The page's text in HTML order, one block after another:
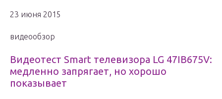
23 июня 2015
видеообзор
Видеотест Smart телевизора LG 47IB675V:
медленно запрягает, но хорошо
показывает